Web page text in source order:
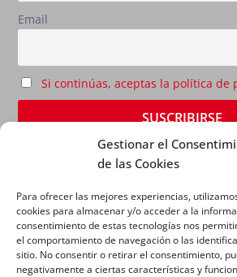
Gestionar el
de las Cookies
Para ofrecer las mejores experiencias,
cookies para almacenar y/o acceder a la
consentimiento de estas tecnologías nos
el comportamiento de navegación o las
sitio. No consentir o retirar el consentimiento,
negativamente a ciertas características y
Email
Si continúas, aceptas la política de
AVISO LEGAL|POLÍTICA DE